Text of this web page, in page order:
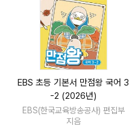
EBS 초등 기본서 만점왕 국어 3
-2 (2026년)
EBS(한국교육방송공사) 편집부
지음